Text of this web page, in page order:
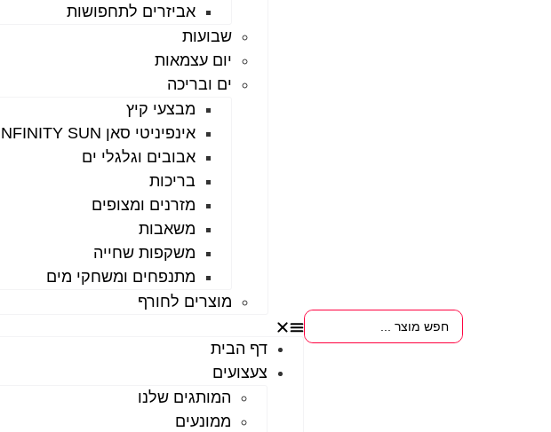
אביזרים לתחפושות
שבועות
יום עצמאות
ים ובריכה
מבצעי קיץ
אינפיניטי סאן INFINITY SUN
אבובים וגלגלי ים
בריכות
מזרנים ומצופים
משאבות
משקפות שחייה
מתנפחים ומשחקי מים
מוצרים לחורף
דף הבית
צעצועים
המותגים שלנו
ממונעים